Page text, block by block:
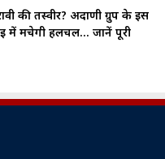
की तस्वीर? अदाणी ग्रुप के इस
में मचेगी हलचल… जानें पूरी